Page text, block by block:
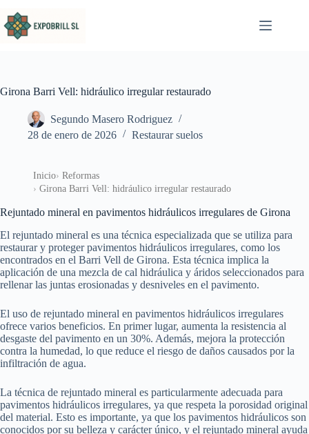
Girona Barri Vell: hidráulico irregular restaurado
Segundo Masero Rodriguez
28 de enero de 2026
Restaurar suelos
Inicio
Reformas
Girona Barri Vell: hidráulico irregular restaurado
Rejuntado mineral en pavimentos hidráulicos irregulares de Girona
El rejuntado mineral es una técnica especializada que se utiliza para
restaurar y proteger pavimentos hidráulicos irregulares, como los
encontrados en el Barri Vell de Girona. Esta técnica implica la
aplicación de una mezcla de cal hidráulica y áridos seleccionados para
rellenar las juntas erosionadas y desniveles en el pavimento.
El uso de rejuntado mineral en pavimentos hidráulicos irregulares
ofrece varios beneficios. En primer lugar, aumenta la resistencia al
desgaste del pavimento en un 30%. Además, mejora la protección
contra la humedad, lo que reduce el riesgo de daños causados por la
infiltración de agua.
La técnica de rejuntado mineral es particularmente adecuada para
pavimentos hidráulicos irregulares, ya que respeta la porosidad original
del material. Esto es importante, ya que los pavimentos hidráulicos son
conocidos por su belleza y carácter único, y el rejuntado mineral ayuda